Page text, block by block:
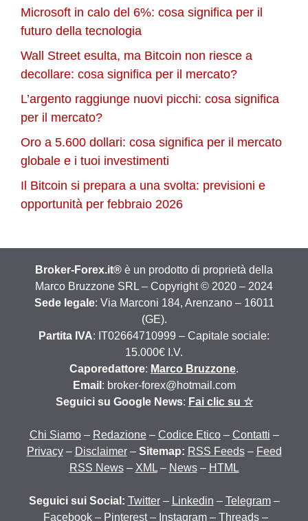
Microsoft in calo del 6%: cosa significa per il
futuro della tecnologia
Wall Street esulta, ma Bitcoin non riesce a
decollare: cosa significa per il mercato?
L’argento raggiunge nuovi picchi: cosa significa
per il mercato?
Oro a 5.600 dollari: cosa significa per il mercato
globale e i tuoi investimenti
Il Bitcoin si prepara a una svolta: previsioni e
opportunità per febbraio 2026
Broker-Forex.it® è un prodotto di proprietà della
Marco Bruzzone SRL – Copyright © 2020 – 2024
Sede legale: Via Marconi 184, Arenzano – 16011
(GE).
Partita IVA: IT02664710999 – Capitale sociale:
15.000€ I.V.
Caporedattore: Marco Bruzzone.
Email : broker-forex@hotmail.com
Seguici su Google News: Fai clic su ☆
Chi Siamo– Redazione– Codice Etico– Contatti –
Privacy– Disclaimer– Sitemap: RSS Feeds– Feed
RSS News– XML– News– HTML
Seguici sui Social: Twitter– Linkedin – Telegram–
Facebook– Pinterest– Instagram– Threads–